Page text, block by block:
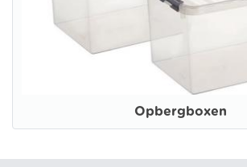
Opbergboxen